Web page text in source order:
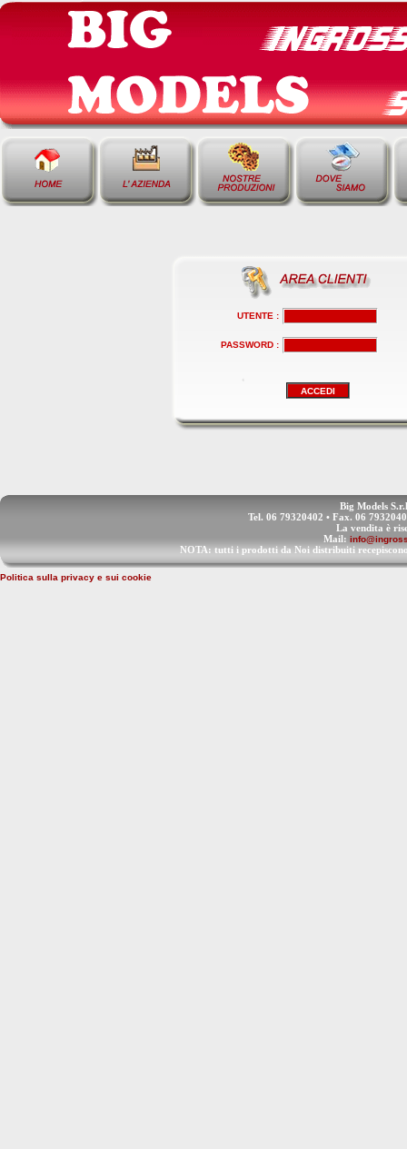
UTENTE :
PASSWORD :
Big Models
Tel. 06 79320402 • Fax. 06
La vendita è
Mail:
NOTA: tutti i prodotti da Noi distribuiti
Politica sulla privacy e sui cookie